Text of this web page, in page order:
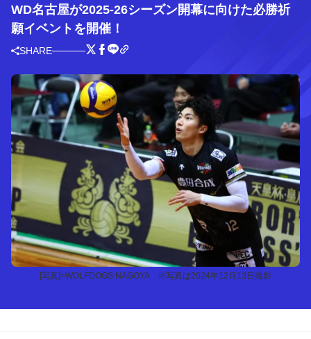
WD名古屋が2025-26シーズン開幕に向けた必勝祈
願イベントを開催！
SHARE
[写真]=WOLFDOGS NAGOYA ※写真は2024年12月13日撮影